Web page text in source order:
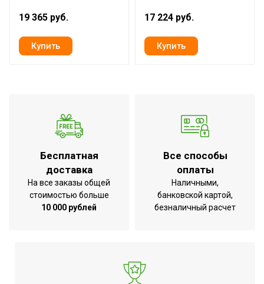
Срок службы
10 лет
блока
Белый
энергоэффективности
Вид управления
беспроводное
Инверторная технология
Режим обогрева
19 365 руб. 17 224 руб.
Бесплатная
доставка
На все заказы общей
стоимостью больше
10 000 рублей
Все способы
оплаты
Наличными,
банковской картой,
безналичный расчет